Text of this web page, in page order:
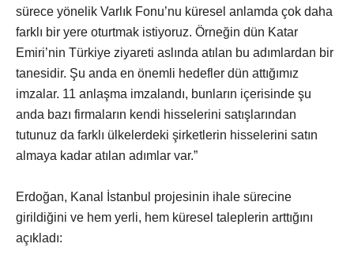
sürece yönelik Varlık Fonu’nu küresel anlamda çok daha
farklı bir yere oturtmak istiyoruz. Örneğin dün Katar
Emiri’nin Türkiye ziyareti aslında atılan bu adımlardan bir
tanesidir. Şu anda en önemli hedefler dün attığımız
imzalar. 11 anlaşma imzalandı, bunların içerisinde şu
anda bazı firmaların kendi hisselerini satışlarından
tutunuz da farklı ülkelerdeki şirketlerin hisselerini satın
almaya kadar atılan adımlar var.”
Erdoğan, Kanal İstanbul projesinin ihale sürecine
girildiğini ve hem yerli, hem küresel taleplerin arttığını
açıkladı: